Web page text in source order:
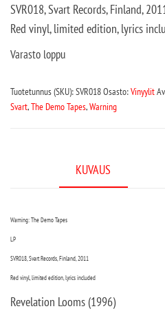
SVR018, Svart Records, Finland,
Red vinyl, limited edition, lyrics
Varasto loppu
Tuotetunnus (SKU):SVR018Osasto:Vinyylit
Svart,The Demo Tapes,Warning
KUVAUS
Warning: The Demo Tapes
LP
SVR018, Svart Records, Finland, 2011
Red vinyl, limited edition, lyrics included
Revelation Looms (1996)